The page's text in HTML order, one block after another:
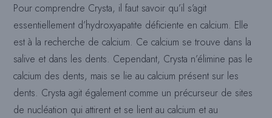
Pour comprendre Crysta, il faut savoir qu’il s’agit
essentiellement d’hydroxyapatite déficiente en calcium. Elle
est à la recherche de calcium. Ce calcium se trouve dans la
salive et dans les dents. Cependant, Crysta n’élimine pas le
calcium des dents, mais se lie au calcium présent sur les
dents. Crysta agit également comme un précurseur de sites
de nucléation qui attirent et se lient au calcium et au